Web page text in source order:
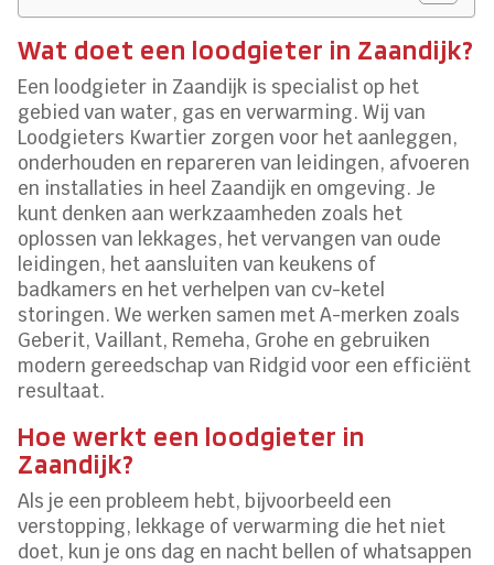
Wat doet een loodgieter in Zaandijk?
Een loodgieter in Zaandijk is specialist op het
gebied van water, gas en verwarming. Wij van
Loodgieters Kwartier zorgen voor het aanleggen,
onderhouden en repareren van leidingen, afvoeren
en installaties in heel Zaandijk en omgeving. Je
kunt denken aan werkzaamheden zoals het
oplossen van lekkages, het vervangen van oude
leidingen, het aansluiten van keukens of
badkamers en het verhelpen van cv-ketel
storingen. We werken samen met A-merken zoals
Geberit, Vaillant, Remeha, Grohe en gebruiken
modern gereedschap van Ridgid voor een efficiënt
resultaat.
Hoe werkt een loodgieter in
Zaandijk?
Als je een probleem hebt, bijvoorbeeld een
verstopping, lekkage of verwarming die het niet
doet, kun je ons dag en nacht bellen of whatsappen